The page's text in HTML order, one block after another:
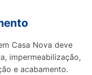
Casa Nova deve
impermeabilização,
e acabamento.